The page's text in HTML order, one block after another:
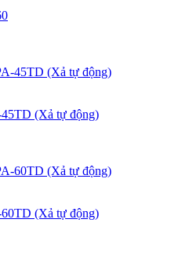
(Xả tự động)
(Xả tự động)